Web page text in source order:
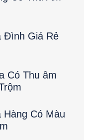
Đình Giá Rẻ
Có Thu âm
Hàng Có Màu